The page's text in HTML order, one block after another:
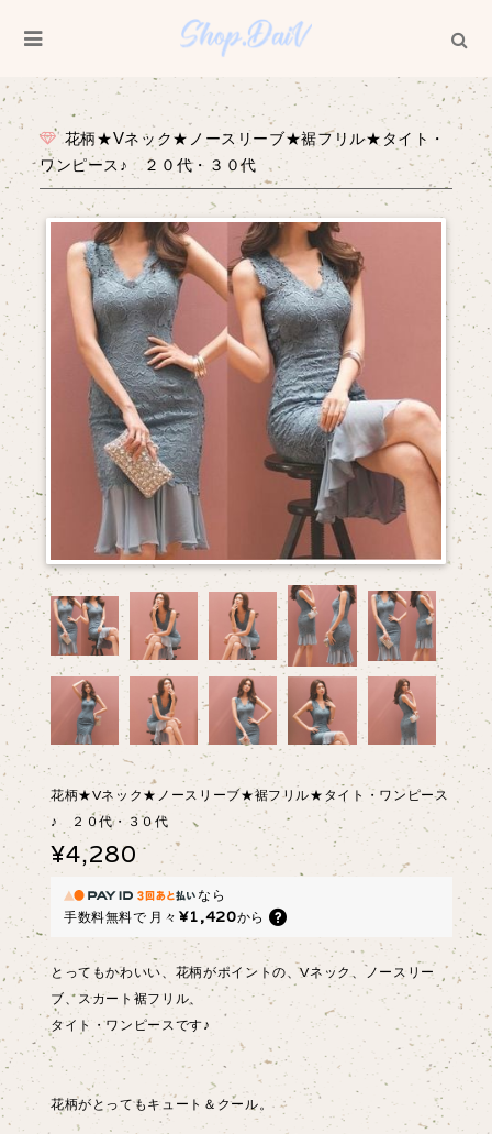
花柄★Vネック★ノースリーブ★裾フリル★タイト・
ワンピース♪ ２０代・３０代
花柄★Vネック★ノースリーブ★裾フリル★タイト・ワンピース
♪ ２０代・３０代
¥4,280
なら
手数料無料で 月々 ¥1,420から
とってもかわいい、花柄がポイントの、Vネック、ノースリー
ブ、スカート裾フリル、
タイト・ワンピースです♪
花柄がとってもキュート＆クール。